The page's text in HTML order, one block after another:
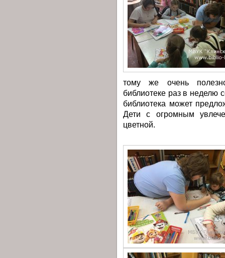
тому же очень
библиотеке раз в неделю
библиотека может
Дети с огромным
цветной.